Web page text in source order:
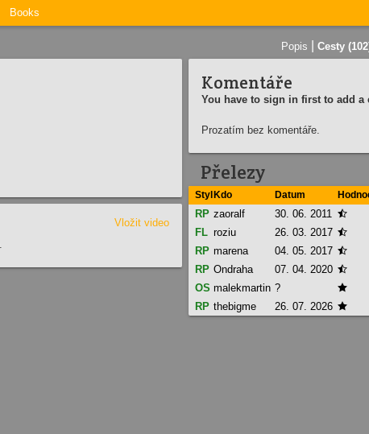
Books
Popis Cesty
Vložit video
Komentáře
You have to sign in first to add a
Prozatím bez komentáře.
Přelezy
StylKdo Datum
RP zaoralf 30. 06. 2011 
FL roziu 26. 03. 2017 
RP marena 04. 05. 2017 
RP Ondraha 07. 04. 2020 
OS malekmartin ? 
RP thebigme 26. 07. 2026 